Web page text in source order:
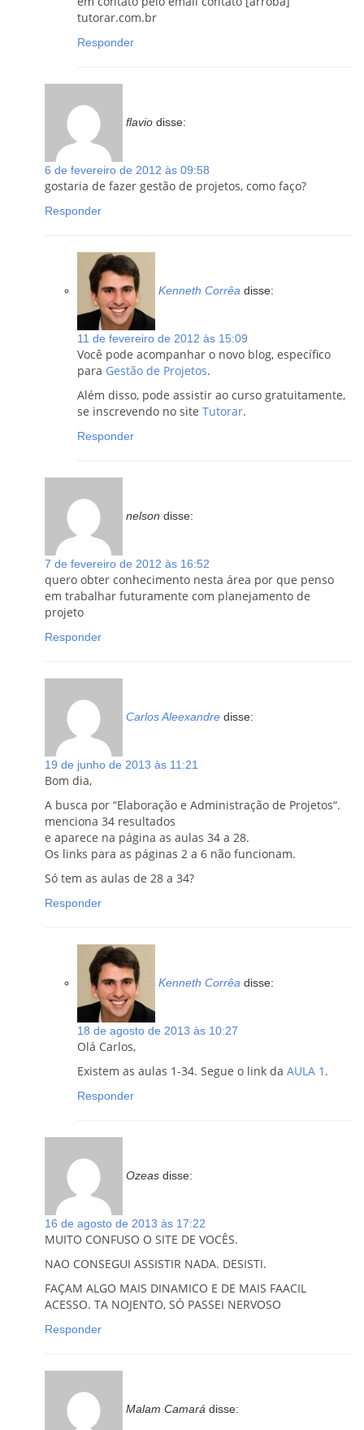
tutorar.com.br
Responder
flavio disse:
6 de fevereiro de 2012 às 09:58
gostaria de fazer gestão de projetos, como faço?
Responder
Kenneth Corrêa disse:
11 de fevereiro de 2012 às 15:09
Você pode acompanhar o novo blog, específico
para Gestão de Projetos.
Além disso, pode assistir ao curso gratuitamente,
se inscrevendo no site Tutorar.
Responder
nelson disse:
7 de fevereiro de 2012 às 16:52
quero obter conhecimento nesta área por que penso
em trabalhar futuramente com planejamento de
projeto
Responder
Carlos Aleexandre disse:
19 de junho de 2013 às 11:21
Bom dia,
A busca por “Elaboração e Administração de Projetos“.
menciona 34 resultados
e aparece na página as aulas 34 a 28.
Os links para as páginas 2 a 6 não funcionam.
Só tem as aulas de 28 a 34?
Responder
Kenneth Corrêa disse:
18 de agosto de 2013 às 10:27
Olá Carlos,
Existem as aulas 1-34. Segue o link da AULA 1 .
Responder
Ozeas disse:
16 de agosto de 2013 às 17:22
MUITO CONFUSO O SITE DE VOCÊS.
NAO CONSEGUI ASSISTIR NADA. DESISTI.
FAÇAM ALGO MAIS DINAMICO E DE MAIS FAACIL
ACESSO. TA NOJENTO, SÓ PASSEI NERVOSO
Responder
Malam Camará disse: